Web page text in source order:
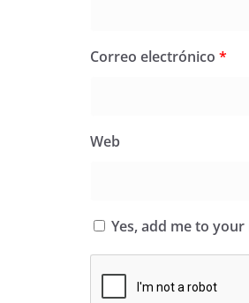
Correo electrónico *
Web
Yes, add me to